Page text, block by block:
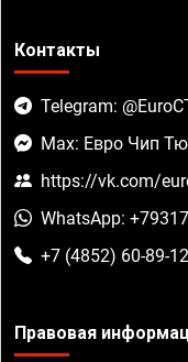
Контакты
Telegram:
Max: Евро Чип
https://vk.com/
WhatsApp:
+7 (4852) 60-89-12
Правовая